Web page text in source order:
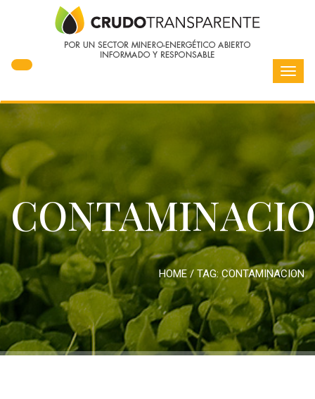
HOME / TAG:CONTAMINACION